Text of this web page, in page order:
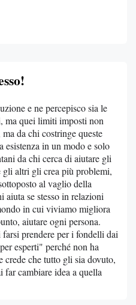
e ne percepisco sia le
ma quei limiti imposti non
da chi costringe queste
esistenza in un modo e solo
da chi cerca di aiutare gli
gli altri gli crea più problemi,
al vaglio della
se stesso in relazioni
in cui viviamo migliora
aiutare ogni persona.
prendere per i fondelli dai
esperti" perché non ha
che tutto gli sia dovuto,
far cambiare idea a quella